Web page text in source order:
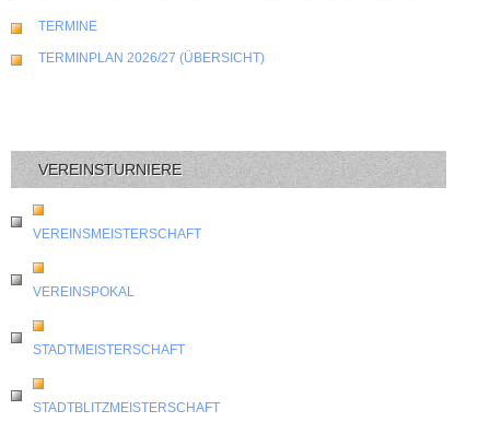
TERMINE
TERMINPLAN 2026/27 (ÜBERSICHT)
VEREINSTURNIERE
VEREINSMEISTERSCHAFT
VEREINSPOKAL
STADTMEISTERSCHAFT
STADTBLITZMEISTERSCHAFT